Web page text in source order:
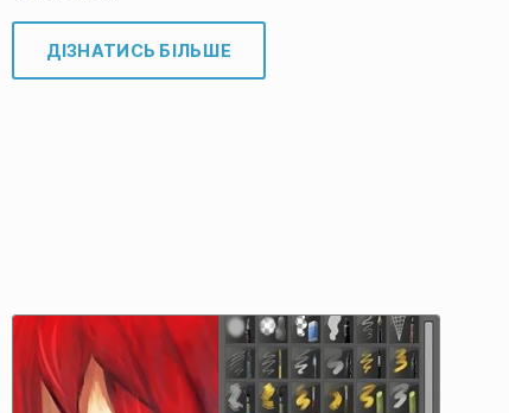
ДІЗНАТИСЬ БІЛЬШЕ